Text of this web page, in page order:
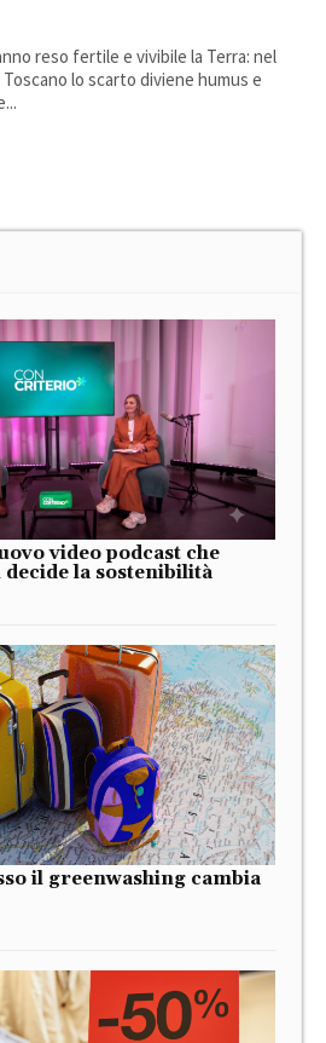
reso fertile e vivibile la Terra: nel
lo scarto diviene humus e
video podcast che
la sostenibilità
il greenwashing cambia